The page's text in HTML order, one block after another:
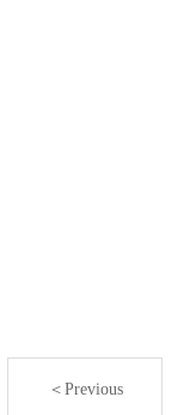
＜Previous